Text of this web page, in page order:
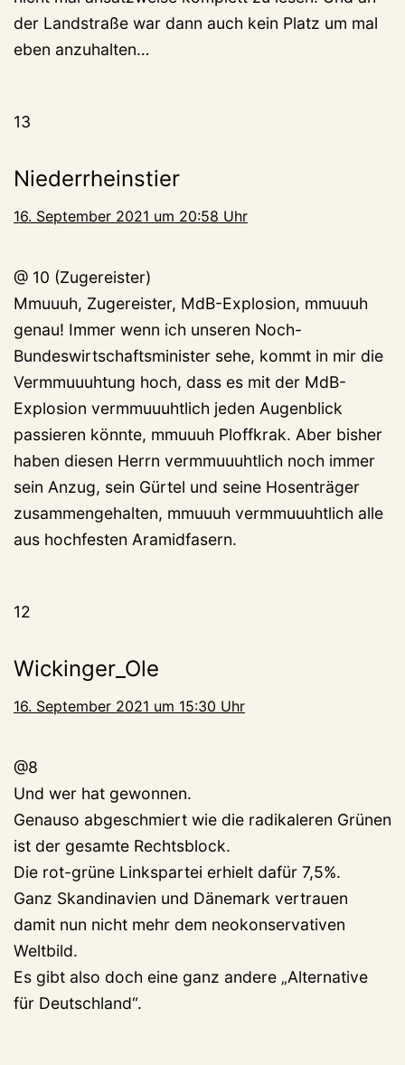
der Landstraße war dann auch kein Platz um mal
eben anzuhalten…
13
Niederrheinstier
16. September 2021 um 20:58 Uhr
@ 10 (Zugereister)
Mmuuuh, Zugereister, MdB-Explosion, mmuuuh
genau! Immer wenn ich unseren Noch-
Bundeswirtschaftsminister sehe, kommt in mir die
Vermmuuuhtung hoch, dass es mit der MdB-
Explosion vermmuuuhtlich jeden Augenblick
passieren könnte, mmuuuh Ploffkrak. Aber bisher
haben diesen Herrn vermmuuuhtlich noch immer
sein Anzug, sein Gürtel und seine Hosenträger
zusammengehalten, mmuuuh vermmuuuhtlich alle
aus hochfesten Aramidfasern.
12
Wickinger_Ole
16. September 2021 um 15:30 Uhr
@8
Und wer hat gewonnen.
Genauso abgeschmiert wie die radikaleren Grünen
ist der gesamte Rechtsblock.
Die rot-grüne Linkspartei erhielt dafür 7,5%.
Ganz Skandinavien und Dänemark vertrauen
damit nun nicht mehr dem neokonservativen
Weltbild.
Es gibt also doch eine ganz andere „Alternative
für Deutschland“.